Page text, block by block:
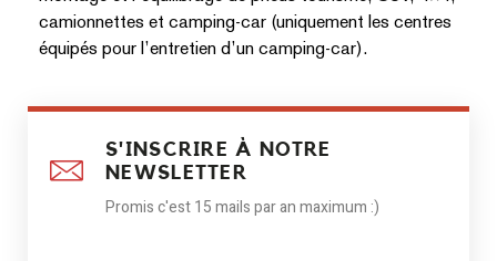
camionnettes et camping-car (uniquement les centres
équipés pour l’entretien d’un camping-car).
S'INSCRIRE À NOTRE
NEWSLETTER
Promis c'est 15 mails par an maximum :)